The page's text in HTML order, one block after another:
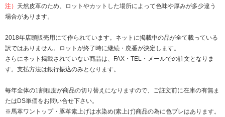
注） 天然皮革のため、ロットやカットした場所によって色味や厚みが多少違う
場合があります。
2018年店頭販売用にて作られています。ネットに掲載中の品が全て載っている
訳ではありません。ロットが終了時に継続・廃番が決定します。
さらにネット掲載されていない商品は、FAX・TEL・メールでの註文となりま
す。支払方法は銀行振込のみとなります。
毎年全体の1割程度が商品の切り替えになりますので、ご註文前に在庫の有無ま
たはDS単価をお問い合せ下さい。
※馬革ワントップ・豚革素上げは水染め(素上げ)商品の為に色ブレはあります。